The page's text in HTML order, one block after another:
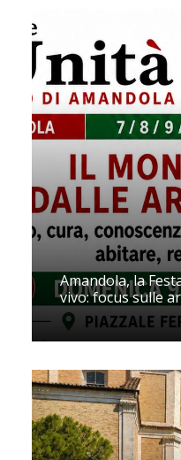
Amandola, la
vivo: focus sulle